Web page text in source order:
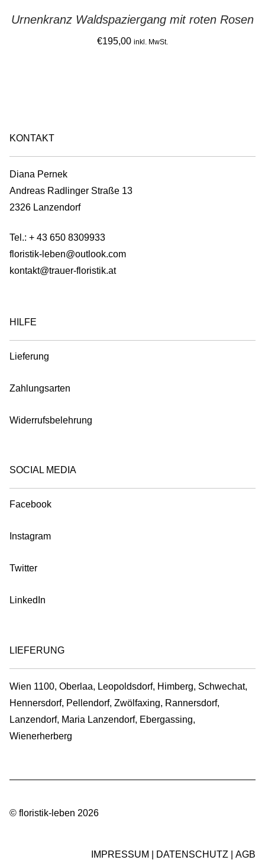
the
product
Urnenkranz Waldspaziergang mit roten Rosen
€195,00 inkl. MwSt.
KONTAKT
Diana Pernek
Andreas Radlinger Straße 13
2326 Lanzendorf
Tel.: + 43 650 8309933
floristik-leben@outlook.com
kontakt@trauer-floristik.at
HILFE
Lieferung
Zahlungsarten
Widerrufsbelehrung
SOCIAL MEDIA
Facebook
Instagram
Twitter
LinkedIn
LIEFERUNG
Wien 1100, Oberlaa, Leopoldsdorf, Himberg, Schwechat,
Hennersdorf, Pellendorf, Zwölfaxing, Rannersdorf,
Lanzendorf, Maria Lanzendorf, Ebergassing,
Wienerherberg
© floristik-leben 2026
IMPRESSUM DATENSCHUTZ AGB